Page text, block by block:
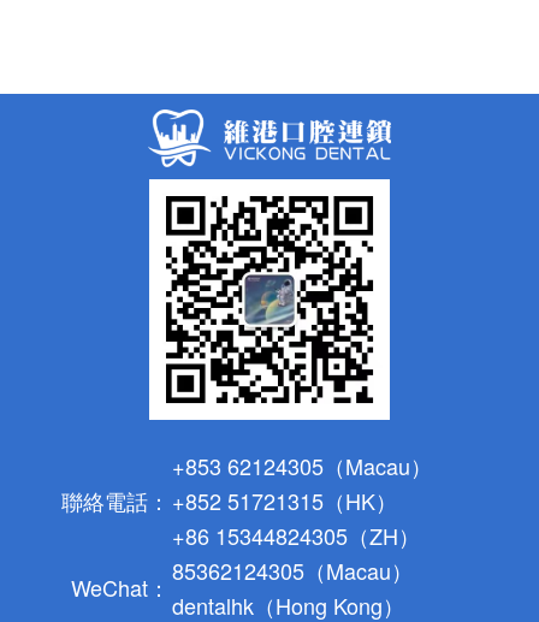
聯絡電話：
+853 62124305（Macau）
+852 51721315（HK）
+86 15344824305（ZH）
WeChat：
85362124305（Macau）
dentalhk（Hong Kong）